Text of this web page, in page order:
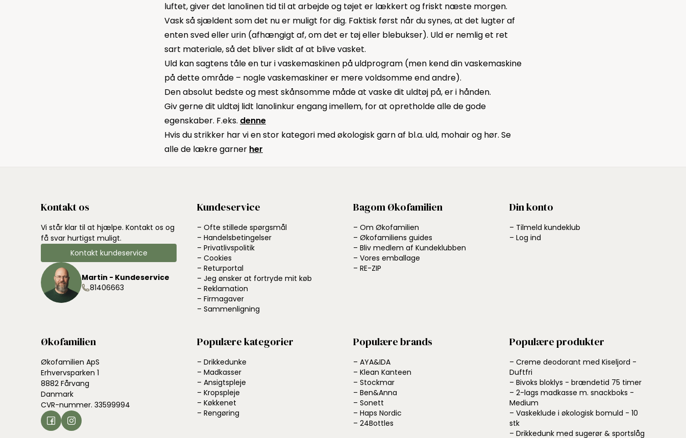
luftet, giver det lanolinen tid til at arbejde og tøjet er lækkert og friskt næste morgen.
Vask så sjældent som det nu er muligt for dig. Faktisk først når du synes, at det lugter af
enten sved eller urin (afhængigt af, om det er tøj eller blebukser). Uld er nemlig et ret
sart materiale, så det bliver slidt af at blive vasket.
Uld kan sagtens tåle en tur i vaskemaskinen på uldprogram (men kend din vaskemaskine
på dette område – nogle vaskemaskiner er mere voldsomme end andre).
Den absolut bedste og mest skånsomme måde at vaske dit uldtøj på, er i hånden.
Giv gerne dit uldtøj lidt lanolinkur engang imellem, for at opretholde alle de gode
egenskaber. F.eks. denne
Hvis du strikker har vi en stor kategori med økologisk garn af bl.a. uld, mohair og hør. Se
alle de lækre garner her
Kontakt os
Vi står klar til at hjælpe. Kontakt os og
få svar hurtigst muligt.
Kontakt kundeservice
Martin - Kundeservice
81406663
Kundeservice
– Ofte stillede spørgsmål
– Handelsbetingelser
– Privatlivspolitik
– Cookies
– Returportal
– Jeg ønsker at fortryde mit køb
– Reklamation
– Firmagaver
– Sammenligning
Bagom Økofamilien
– Om Økofamilien
– Økofamiliens guides
– Bliv medlem af Kundeklubben
– Vores emballage
– RE-ZIP
Din konto
– Tilmeld kundeklub
– Log ind
Økofamilien
Økofamilien ApS
Erhvervsparken 1
8882 Fårvang
Danmark
CVR-nummer. 33599994
Populære kategorier
– Drikkedunke
– Madkasser
– Ansigtspleje
– Kropspleje
– Køkkenet
– Rengøring
Populære brands
– AYA&IDA
– Klean Kanteen
– Stockmar
– Ben&Anna
– Sonett
– Haps Nordic
– 24Bottles
Populære produkter
– Creme deodorant med Kiseljord -
Duftfri
– Bivoks bloklys - brændetid 75 timer
– 2-lags madkasse m. snackboks -
Medium
– Vaskeklude i økologisk bomuld - 10
stk
– Drikkedunk med sugerør & sportslåg